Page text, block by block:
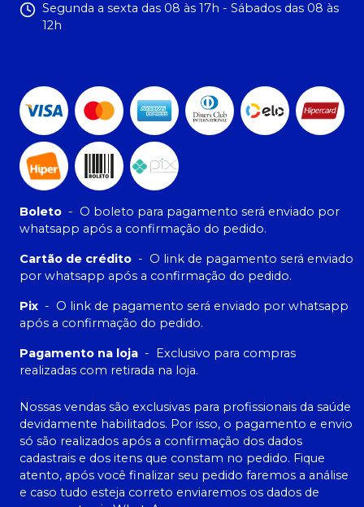
Segunda a sexta das 08 às 17h - Sábados das 08 às
12h
Boleto - O boleto para pagamento será enviado por
whatsapp após a confirmação do pedido.
Cartão de crédito - O link de pagamento será enviado
por whatsapp após a confirmação do pedido.
Pix - O link de pagamento será enviado por whatsapp
após a confirmação do pedido.
Pagamento na loja -
Exclusivo para compras
realizadas com retirada na loja.
Nossas vendas são exclusivas para profissionais da saúde
devidamente habilitados. Por isso, o pagamento e envio
só são realizados após a confirmação dos dados
cadastrais e dos itens que constam no pedido. Fique
atento, após você finalizar seu pedido faremos a análise
e caso tudo esteja correto enviaremos os dados de